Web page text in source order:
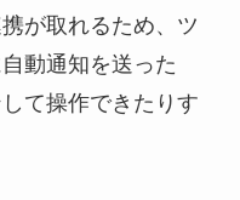
が取れるため、ツ
動通知を送った
て操作できたりす